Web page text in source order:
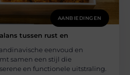
AANBIEDINGEN
tussen rust en
eenvoud en
samen een stijl die
en functionele uitstraling.